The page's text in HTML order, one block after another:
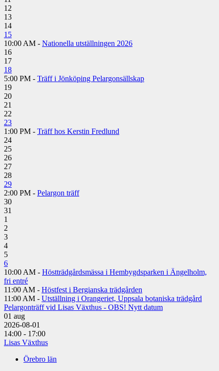
12
13
14
15
10:00 AM - Nationella utställningen 2026
16
17
18
5:00 PM - Träff i Jönköping Pelargonsällskap
19
20
21
22
23
1:00 PM - Träff hos Kerstin Fredlund
24
25
26
27
28
29
2:00 PM - Pelargon träff
30
31
1
2
3
4
5
6
10:00 AM - Höstträdgårdsmässa i Hembygdsparken i Ängelholm,
fri entré
11:00 AM - Höstfest i Bergianska trädgården
11:00 AM - Utställning i Orangeriet, Uppsala botaniska trädgård
Pelargonträff vid Lisas Växthus - OBS! Nytt datum
01 aug
2026-08-01
14:00 - 17:00
Lisas Växthus
Örebro län